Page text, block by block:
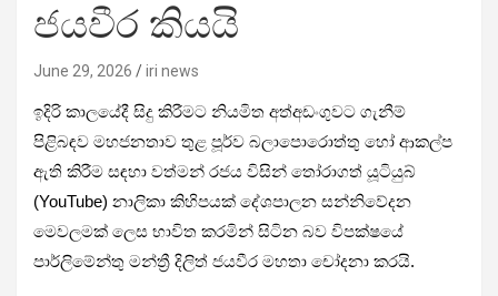
ජයවීර කියයි
June 29, 2026 iri news
ඉදිරි කාලයේදී සිදු කිරීමට නියමිත අත්අඩංගුවට ගැනීම්
පිළිබඳව මහජනතාව තුළ පූර්ව බලාපොරොත්තු හෝ ආකල්ප
ඇති කිරීම සඳහා වත්මන් රජය විසින් තෝරාගත් යූටියුබ්
(YouTube) නාලිකා කිහිපයක් දේශපාලන සන්නිවේදන
මෙවලමක් ලෙස භාවිත කරමින් සිටින බව විපක්ෂයේ
පාර්ලිමේන්තු මන්ත්‍රී දිලිත් ජයවීර මහතා චෝදනා කරයි.